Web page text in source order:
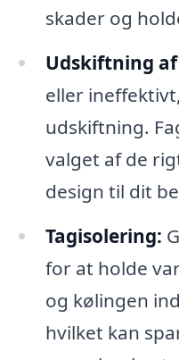
skader og
Udskiftning
eller
udskiftning.
valget af de
design til dit
Tagisolering:
for at holde
og kølingen
hvilket kan